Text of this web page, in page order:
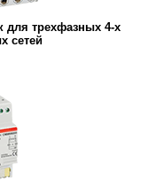
для трехфазных 4-х
сетей